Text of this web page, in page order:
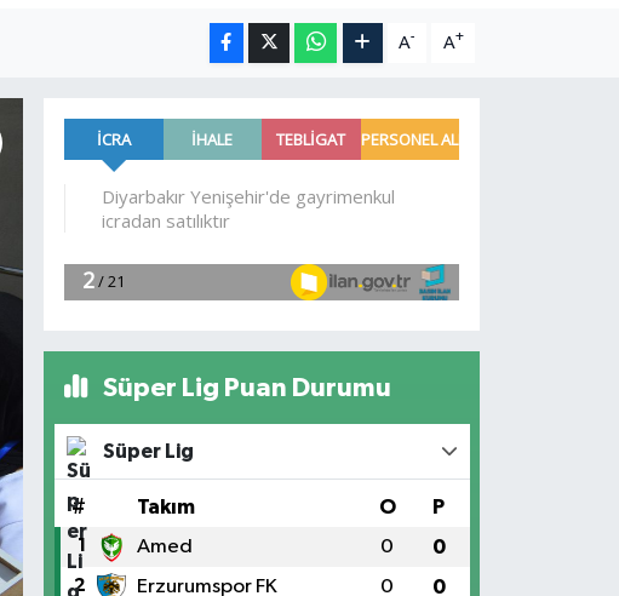
A- A+
Süper Lig Puan Durumu
Süper Lig
# Takım O P
1 Amed 0 0
2 Erzurumspor FK 0 0